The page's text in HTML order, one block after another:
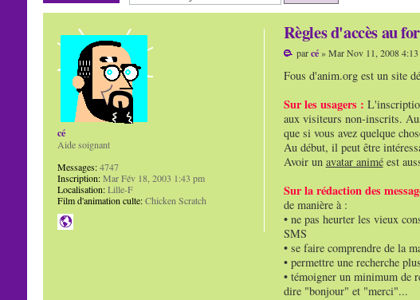
Règles d'accès au
parcé» Mar Nov 11, 2008 4:13
Fous d'anim.org est un site
Sur les usagers :
aux visiteurs non-inscrits.
que si vous avez quelque
Au début, il peut être
Avoir un avatar animéest
Sur la rédaction des
de manière à :
• ne pas heurter les vieux
SMS
• se faire comprendre de la
• permettre une recherche
• témoigner un minimum de
dire "bonjour" et "merci"...
cé
Aide soignant
Messages:4747
Inscription:Mar Fév 18, 2003 1:43 pm
Localisation:Lille-F
Film d'animation culte:Chicken Scratch